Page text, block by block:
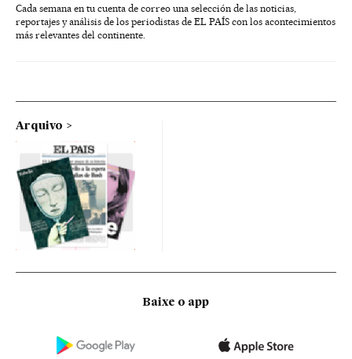
Cada semana en tu cuenta de correo una selección de las noticias,
reportajes y análisis de los periodistas de EL PAÍS con los acontecimientos
más relevantes del continente.
Arquivo
Baixe o app